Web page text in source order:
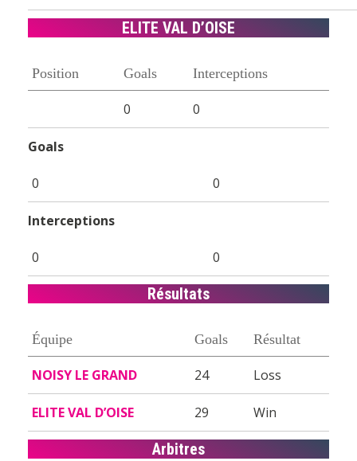
ELITE VAL D’OISE
Position Goals Interceptions
0 0
Goals
0 0
Interceptions
0 0
Résultats
Équipe Goals Résultat
NOISY LE GRAND 24 Loss
ELITE VAL D’OISE 29 Win
Arbitres